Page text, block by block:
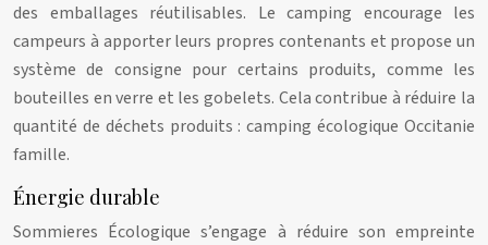
des emballages réutilisables. Le camping encourage les
campeurs à apporter leurs propres contenants et propose un
système de consigne pour certains produits, comme les
bouteilles en verre et les gobelets. Cela contribue à réduire la
quantité de déchets produits : camping écologique Occitanie
famille.
Énergie durable
Sommieres Écologique s’engage à réduire son empreinte